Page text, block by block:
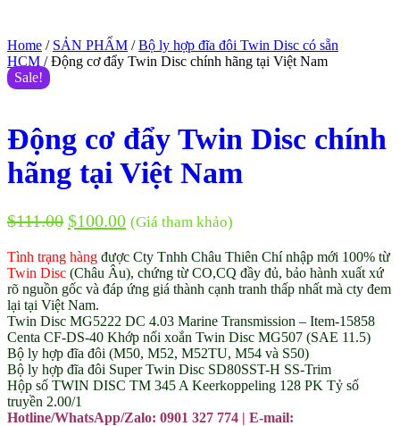
Home / SẢN PHẨM /Bộ ly hợp đĩa đôi Twin Disc có sẵn
HCM / Động cơ đẩy Twin Disc chính hãng tại Việt Nam
Sale!
Động cơ đẩy Twin Disc chính
hãng tại Việt Nam
$111.00 $100.00 (Giá tham khảo)
Tình trạng hàng được Cty Tnhh Châu Thiên Chí nhập mới 100% từ
Twin Disc (Châu Âu), chứng từ CO,CQ đầy đủ, bảo hành xuất xứ
rõ nguồn gốc và đáp ứng giá thành cạnh tranh thấp nhất mà cty đem
lại tại Việt Nam.
Twin Disc MG5222 DC 4.03 Marine Transmission – Item-15858
Centa CF-DS-40 Khớp nối xoắn Twin Disc MG507 (SAE 11.5)
Bộ ly hợp đĩa đôi (M50, M52, M52TU, M54 và S50)
Bộ ly hợp đĩa đôi Super Twin Disc SD80SST-H SS-Trim
Hộp số TWIN DISC TM 345 A Keerkoppeling 128 PK Tỷ số
truyền 2.00/1
Hotline/WhatsApp/Zalo: 0901 327 774 | E-mail: